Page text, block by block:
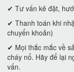
✔ Tư vấn kê đặt,
✔ Thanh toán khi
chuyển khoản)
✔ Mọi thắc mắc về
cháy nổ. Hãy để lại
vấn.